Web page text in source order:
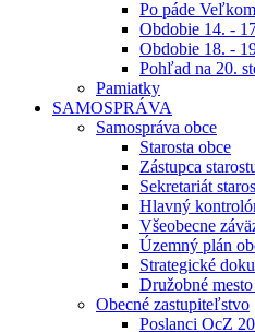
Po páde
Obdobie 14. -
Obdobie 18. -
Pohľad na 20.
Pamiatky
SAMOSPRÁVA
Samospráva obce
Starosta obce
Zástupca
Sekretariát
Hlavný
Všeobecne
Územný plán
Strategické
Družobné
Obecné zastupiteľstvo
Poslanci OcZ